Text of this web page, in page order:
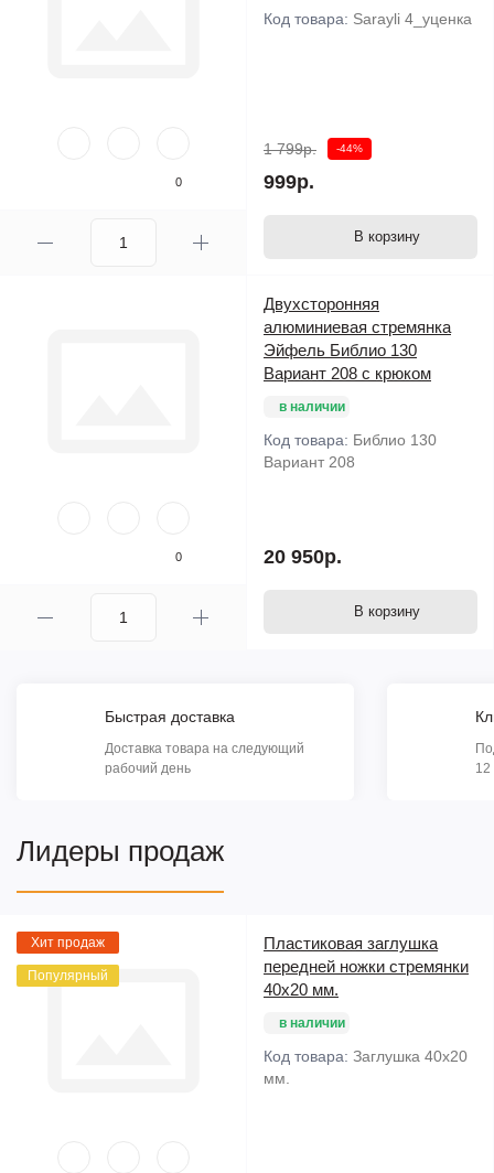
0
Код товара: Sarayli 4_уценка
1 799р. -44%
999р.
В корзину
0
Двухсторонняя
алюминиевая стремянка
Эйфель Библио 130
Вариант 208 с крюком
в наличии
Код товара: Библио 130
Вариант 208
20 950р.
В корзину
Быстрая доставка
Доставка товара на следующий
рабочий день
12
Лидеры продаж
Хит продаж
Популярный
Пластиковая заглушка
передней ножки стремянки
40х20 мм.
в наличии
Код товара: Заглушка 40х20
мм.